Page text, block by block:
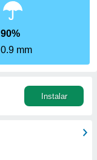
90%
0.9 mm
Instalar